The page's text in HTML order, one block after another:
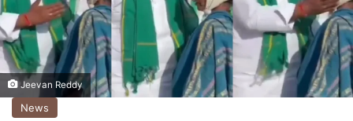
Jeevan Reddy
News